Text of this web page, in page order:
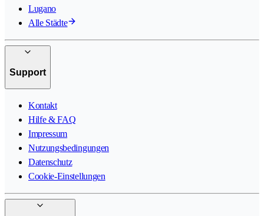
Lugano
Alle Städte
Support
Kontakt
Hilfe & FAQ
Impressum
Nutzungsbedingungen
Datenschutz
Cookie-Einstellungen